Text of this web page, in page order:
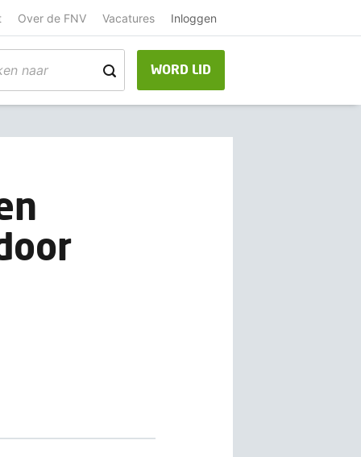
Over de FNV Vacatures Inloggen
WORD LID